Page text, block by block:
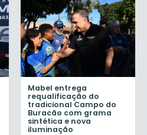
Mabel entrega
requalificação do
tradicional Campo do
Buracão com grama
sintética e nova
iluminação